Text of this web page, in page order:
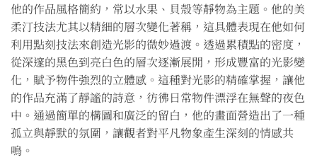
他的作品風格簡約，常以水果、貝殼等靜物為主題。他的美
柔汀技法尤其以精細的層次變化著稱，這具體表現在他如何
利用點刻技法來創造光影的微妙過渡。透過累積點的密度，
從深邃的黑色到亮白色的層次逐漸展開，形成豐富的光影變
化，賦予物件強烈的立體感。這種對光影的精確掌握，讓他
的作品充滿了靜謐的詩意，彷彿日常物件漂浮在無聲的夜色
中。通過簡單的構圖和廣泛的留白，他的畫面營造出了一種
孤立與靜默的氛圍，讓觀者對平凡物象產生深刻的情感共
鳴。